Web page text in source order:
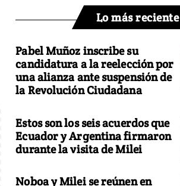
Lo más reciente
Pabel Muñoz inscribe su
candidatura a la reelección por
una alianza ante suspensión de
la Revolución Ciudadana
Estos son los seis acuerdos que
Ecuador y Argentina firmaron
durante la visita de Milei
Noboa y Milei se reúnen en